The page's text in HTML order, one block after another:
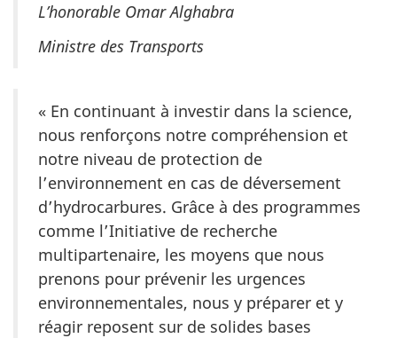
L’honorable Omar Alghabra
Ministre des Transports
« En continuant à investir dans la science,
nous renforçons notre compréhension et
notre niveau de protection de
l’environnement en cas de déversement
d’hydrocarbures. Grâce à des programmes
comme l’Initiative de recherche
multipartenaire, les moyens que nous
prenons pour prévenir les urgences
environnementales, nous y préparer et y
réagir reposent sur de solides bases